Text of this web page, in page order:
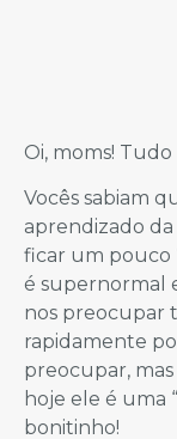
Oi, moms! Tudo
Vocês sabiam
aprendizado
ficar um pouco
é supernormal
nos preocupar
rapidamente
preocupar,
hoje ele é uma
bonitinho!